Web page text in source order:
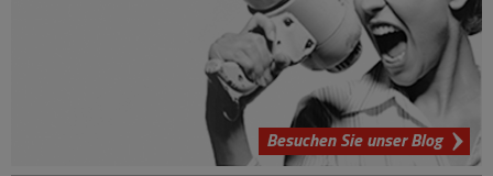
Besuchen Sie unser Blog